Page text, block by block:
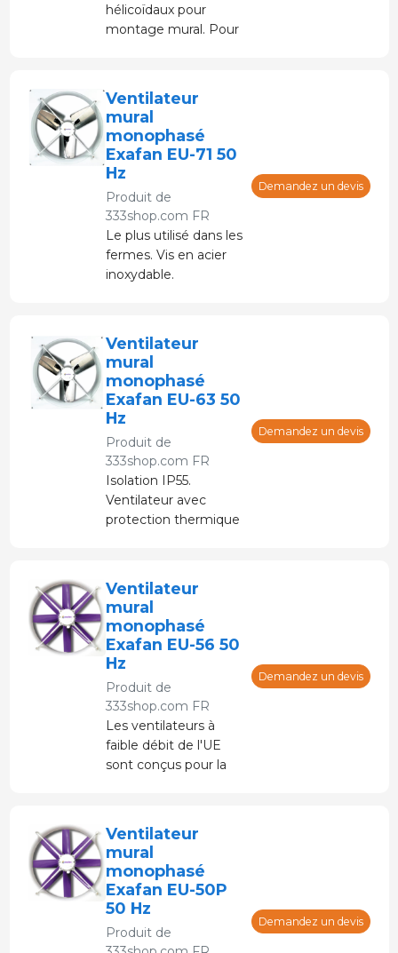
hélicoïdaux pour
montage mural. Pour
pression.
Ventilateur
mural
monophasé
Exafan EU-71 50
Hz
Produit de
333shop.com FR
Le plus utilisé dans les
fermes. Vis en acier
inoxydable.
Demandez un devis
Ventilateur
mural
monophasé
Exafan EU-63 50
Hz
Produit de
333shop.com FR
Isolation IP55.
Ventilateur avec
protection thermique
Demandez un devis
Ventilateur
mural
monophasé
Exafan EU-56 50
Hz
Produit de
333shop.com FR
Les ventilateurs à
faible débit de l'UE
sont conçus pour la
pression.
Demandez un devis
Ventilateur
mural
monophasé
Exafan EU-50P
50 Hz
Produit de
Demandez un devis